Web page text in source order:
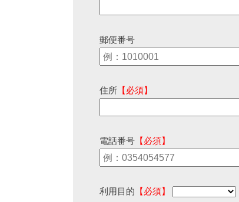
郵便番号
住所 【必須】
電話番号 【必須】
利用目的 【必須】